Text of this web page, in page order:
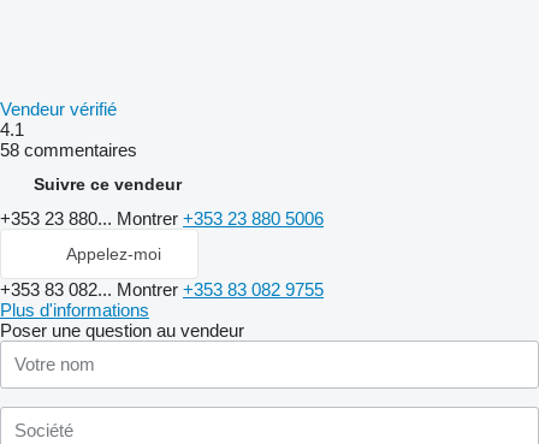
Vendeur vérifié
4.1
58 commentaires
Suivre ce vendeur
+353 23 880... Montrer +353 23 880 5006
Appelez-moi
+353 83 082... Montrer +353 83 082 9755
Plus d'informations
Poser une question au vendeur